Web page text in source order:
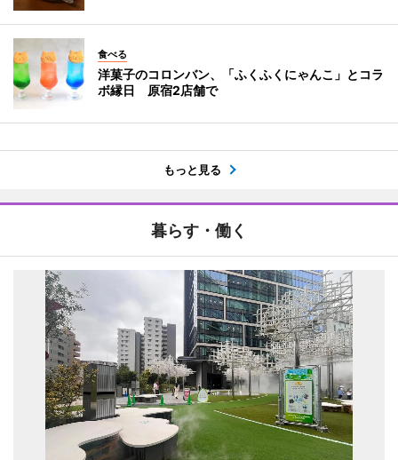
食べる
洋菓子のコロンバン、「ふくふくにゃんこ」とコラ
ボ縁日 原宿2店舗で
もっと見る
暮らす・働く